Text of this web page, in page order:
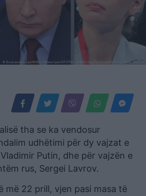
tha se ka vendosur
udhëtimi për dy vajzat e
Putin, dhe për vajzën e
rus, Sergei Lavrov.
më 22 prill, vjen pasi masa të